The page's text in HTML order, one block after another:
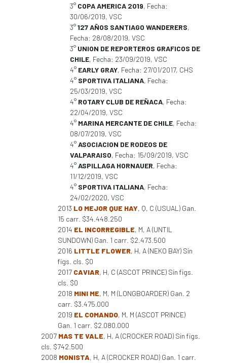
3° COPA AMERICA 2019, Fecha:
30/06/2019, VSC
3°127 AÑOS SANTIAGO WANDERERS,
Fecha: 28/08/2019, VSC
3° UNION DE REPORTEROS GRAFICOS DE
CHILE, Fecha: 23/09/2019, VSC
4° EARLY GRAY, Fecha: 27/01/2017, CHS
4° SPORTIVA ITALIANA, Fecha:
25/03/2019, VSC
4° ROTARY CLUB DE REÑACA, Fecha:
22/04/2019, VSC
4° MARINA MERCANTE DE CHILE, Fecha:
08/07/2019, VSC
4°ASOCIACION DE RODEOS DE
VALPARAISO, Fecha: 15/09/2019, VSC
4°ASPILLAGA HORNAUER, Fecha:
11/12/2019, VSC
4° SPORTIVA ITALIANA, Fecha:
24/02/2020, VSC
2013 LO MEJOR QUE HAY, Q, C (USUAL) Gan.
15 carr. $34.448.250
2014 EL INCORREGIBLE, M, A (UNTIL
SUNDOWN) Gan. 1 carr. $2.473.500
2016 LITTLE FLOWER, H, A (NEKO BAY) Sin
figs. cls. $0
2017 CAVIAR, H, C (ASCOT PRINCE) Sin figs.
cls. $0
2018 MINI ME, M, M (LONGBOARDER) Gan. 2
carr. $3.475.000
2019 EL COMANDO, M, M (ASCOT PRINCE)
Gan. 1 carr. $2.080.000
2007 MAS TE VALE, H, A (CROCKER ROAD) Sin figs.
cls. $742.500
2008 MONISTA, H, A (CROCKER ROAD) Gan. 1 carr.